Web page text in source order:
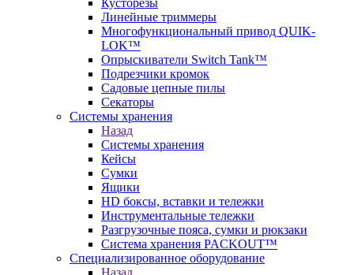
Кусторезы
Линейные триммеры
Многофункциональный привод QUIK-
LOK™
Опрыскиватели Switch Tank™
Подрезчики кромок
Садовые цепные пилы
Секаторы
Системы хранения
Назад
Системы хранения
Кейсы
Сумки
Ящики
HD боксы, вставки и тележки
Инструментальные тележки
Разгрузочные пояса, сумки и рюкзаки
Система хранения PACKOUT™
Специализированное оборудование
Назад